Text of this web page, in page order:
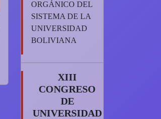
ORGÁNICO DEL
SISTEMA DE LA
UNIVERSIDAD
BOLIVIANA
XIII
CONGRESO
DE
UNIVERSIDAD